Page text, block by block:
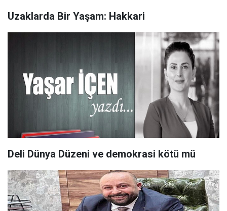
Uzaklarda Bir Yaşam: Hakkari
Deli Dünya Düzeni ve demokrasi kötü mü